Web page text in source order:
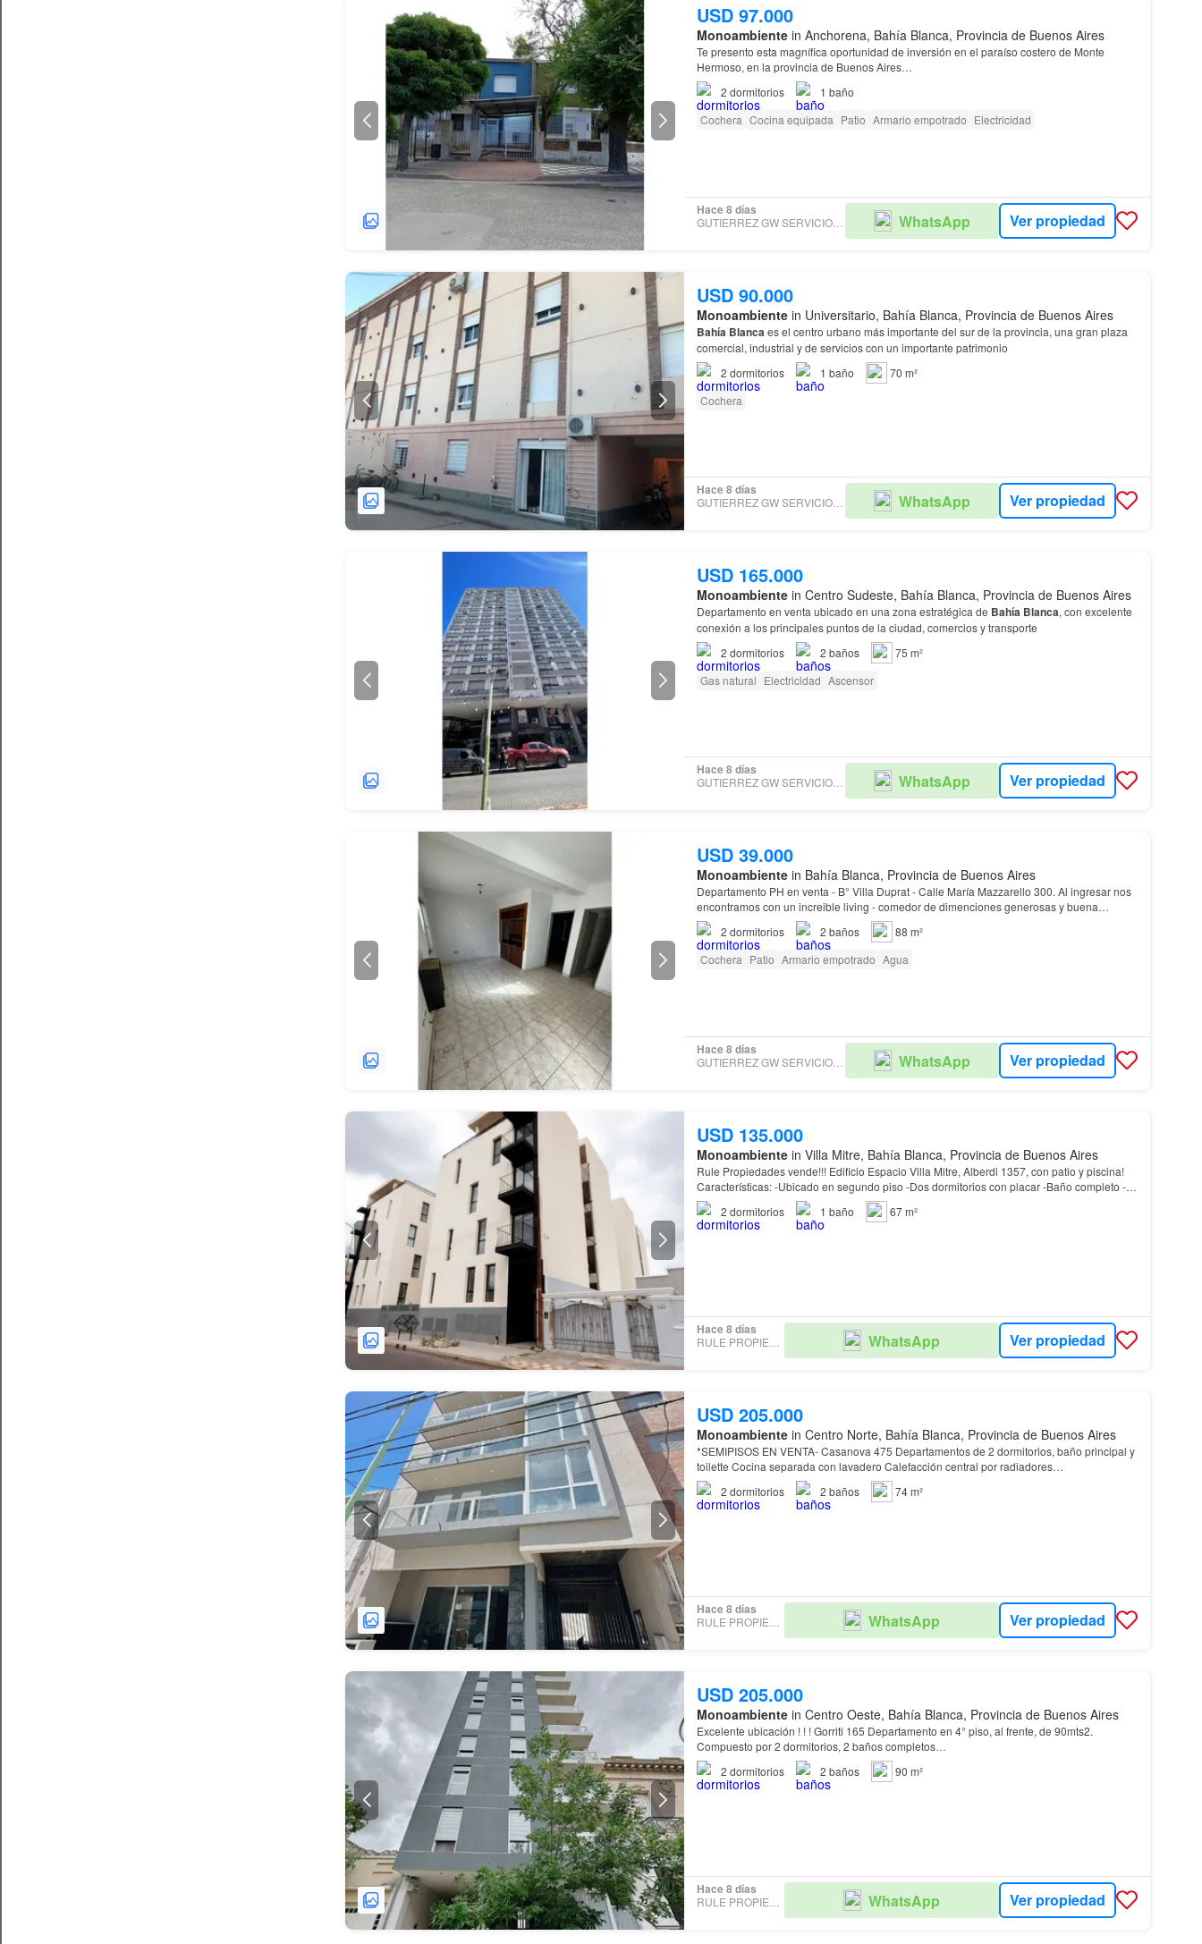
USD 97.000
Monoambientein Anchorena, Bahía Blanca, Provincia de Buenos Aires
Te presento esta magnífica oportunidad de inversión en el paraíso costero de Monte
Hermoso, en la provincia de Buenos Aires…
2 dormitorios 1 baño
Cochera Cocina equipada Patio Armario empotrado Electricidad
Hace 8 días
GUTIERREZ GW SERVICIOS INMOBILIARIOS WhatsApp Ver propiedad
USD 90.000
Monoambientein Universitario, Bahía Blanca, Provincia de Buenos Aires
Bahía Blancaes el centro urbano más importante del sur de la provincia, una gran plaza
comercial, industrial y de servicios con un importante patrimonio
2 dormitorios 1 baño
70 m²
Cochera
Hace 8 días
GUTIERREZ GW SERVICIOS INMOBILIARIOS WhatsApp Ver propiedad
USD 165.000
Monoambientein Centro Sudeste, Bahía Blanca, Provincia de Buenos Aires
Departamento en venta ubicado en una zona estratégica de Bahía Blanca, con excelente
conexión a los principales puntos de la ciudad, comercios y transporte
2 dormitorios 2 baños
75 m²
Gas natural Electricidad Ascensor
Hace 8 días
GUTIERREZ GW SERVICIOS INMOBILIARIOS WhatsApp Ver propiedad
USD 39.000
Monoambientein Bahía Blanca, Provincia de Buenos Aires
Departamento PH en venta - B° Villa Duprat - Calle María Mazzarello 300. Al ingresar nos
encontramos con un increible living - comedor de dimenciones generosas y buena
luminosidad, si seguimos tenemos acceso hacia la cocina…
2 dormitorios 2 baños
88 m²
Cochera Patio Armario empotrado Agua
Hace 8 días
GUTIERREZ GW SERVICIOS INMOBILIARIOS WhatsApp Ver propiedad
USD 135.000
Monoambientein Villa Mitre, Bahía Blanca, Provincia de Buenos Aires
Rule Propiedades vende!!! Edificio Espacio Villa Mitre, Alberdi 1357, con patio y piscina!
Características: -Ubicado en segundo piso -Dos dormitorios con placar -Baño completo -
Balcón con vista al patio -Cocina living comed…
2 dormitorios 1 baño 67 m²
Hace 8 días
WhatsApp Ver propiedad
USD 205.000
Monoambientein Centro Norte, Bahía Blanca, Provincia de Buenos Aires
*SEMIPISOS EN VENTA- Casanova 475 Departamentos de 2 dormitorios, baño principal y
toilette Cocina separada con lavadero Calefacción central por radiadores…
2 dormitorios 2 baños 74 m²
Hace 8 días
WhatsApp Ver propiedad
USD 205.000
Monoambientein Centro Oeste, Bahía Blanca, Provincia de Buenos Aires
Excelente ubicación ! ! ! Gorriti 165 Departamento en 4° piso, al frente, de 90mts2.
Compuesto por 2 dormitorios, 2 baños completos…
2 dormitorios 2 baños 90 m²
Hace 8 días
WhatsApp Ver propiedad